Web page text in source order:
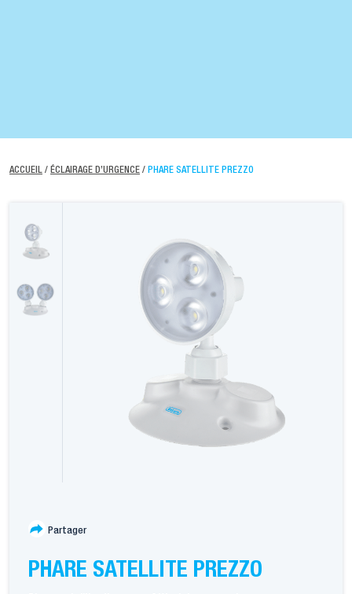
ACCUEIL / ÉCLAIRAGE D’URGENCE / PHARE SATELLITE PREZZO
Partager
PHARE SATELLITE PREZZO